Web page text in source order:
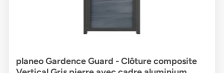
planeo Gardence Guard - Clôture composite